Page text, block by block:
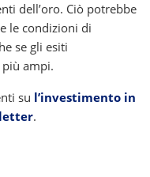
dell’oro. Ciò potrebbe
le condizioni di
se gli esiti
ampi.
su l’investimento in
.